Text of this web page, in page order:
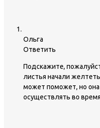
Ольга
Ответить
Подскажите,
листья начали
может поможет, но
осуществлять во